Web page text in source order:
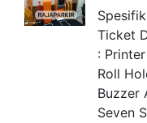
Ticket
:
Roll
Buzzer
Seven